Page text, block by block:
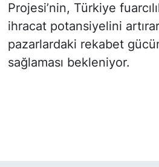
Projesi’nin, Türkiye
ihracat potansiyelini
pazarlardaki rekabet
sağlaması bekleniyor.